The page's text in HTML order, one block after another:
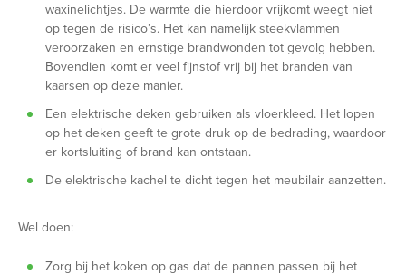
waxinelichtjes. De warmte die hierdoor vrijkomt weegt niet
op tegen de risico’s. Het kan namelijk steekvlammen
veroorzaken en ernstige brandwonden tot gevolg hebben.
Bovendien komt er veel fijnstof vrij bij het branden van
kaarsen op deze manier.
Een elektrische deken gebruiken als vloerkleed. Het lopen
op het deken geeft te grote druk op de bedrading, waardoor
er kortsluiting of brand kan ontstaan.
De elektrische kachel te dicht tegen het meubilair aanzetten.
Wel doen:
Zorg bij het koken op gas dat de pannen passen bij het